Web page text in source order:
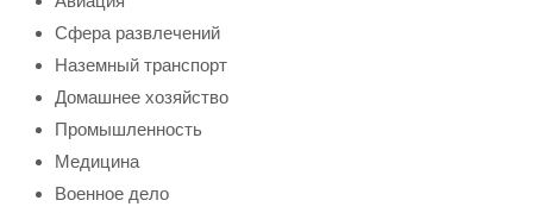
Сфера развлечений
Наземный транспорт
Домашнее хозяйство
Промышленность
Медицина
Военное дело